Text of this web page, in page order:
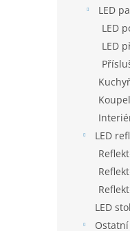
LED
LED
LED
LED
LED